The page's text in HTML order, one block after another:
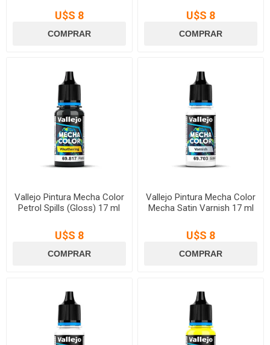
U$S 8 U$S 8
Vallejo Pintura Mecha Color
Petrol Spills (Gloss) 17 ml
U$S 8
Vallejo Pintura Mecha Color
Mecha Satin Varnish 17 ml
U$S 8